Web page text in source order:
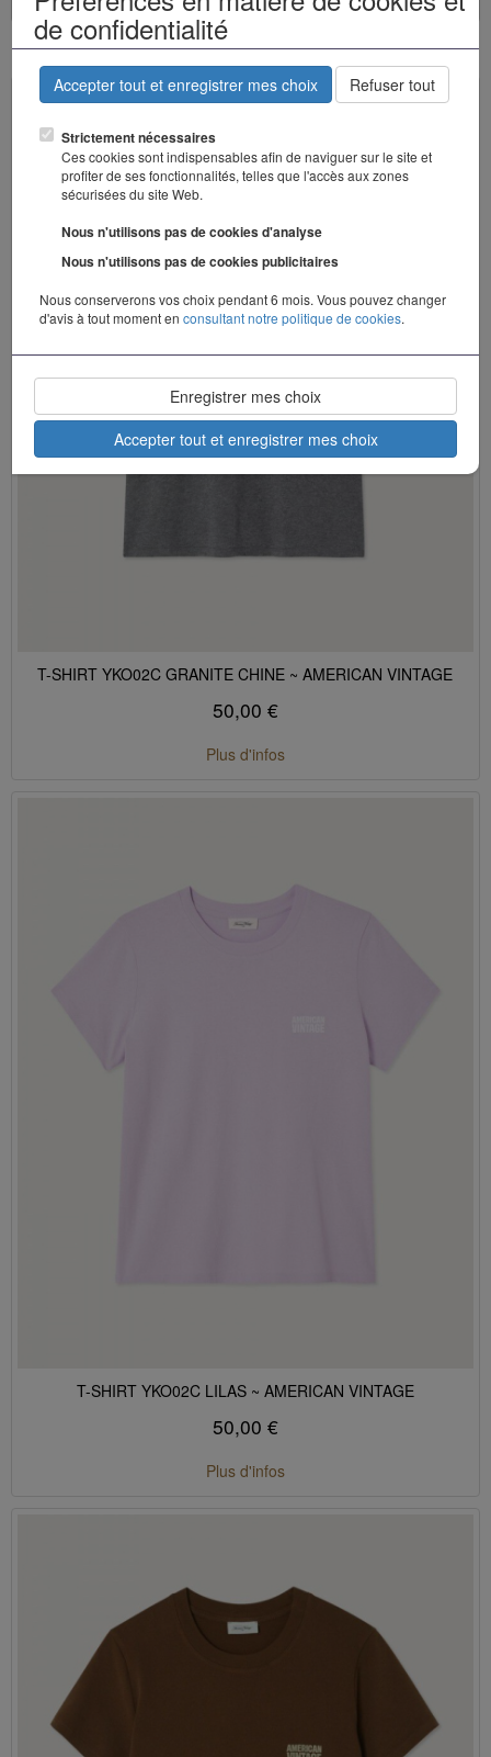
de confidentialité
Accepter tout et enregistrer mes choix Refuser tout
Strictement nécessaires
Ces cookies sont indispensables afin de naviguer sur le site et
profiter de ses fonctionnalités, telles que l'accès aux zones
sécurisées du site Web.
Nous n'utilisons pas de cookies d'analyse
Nous n'utilisons pas de cookies publicitaires
Nous conserverons vos choix pendant 6 mois. Vous pouvez changer
d'avis à tout moment enconsultant notre politique de cookies.
Enregistrer mes choix
Accepter tout et enregistrer mes choix
T-SHIRT YKO02C GRANITE CHINE ~ AMERICAN VINTAGE
50,00 €
Plus d'infos
T-SHIRT YKO02C LILAS ~ AMERICAN VINTAGE
50,00 €
Plus d'infos